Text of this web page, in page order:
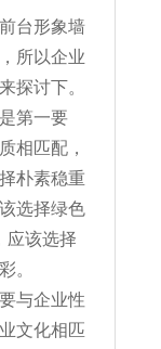
台形象墙
所以企业
探讨下。
第一要
相匹配，
朴素稳重
选择绿色
应该选择
。
与企业性
文化相匹